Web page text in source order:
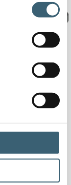
145L